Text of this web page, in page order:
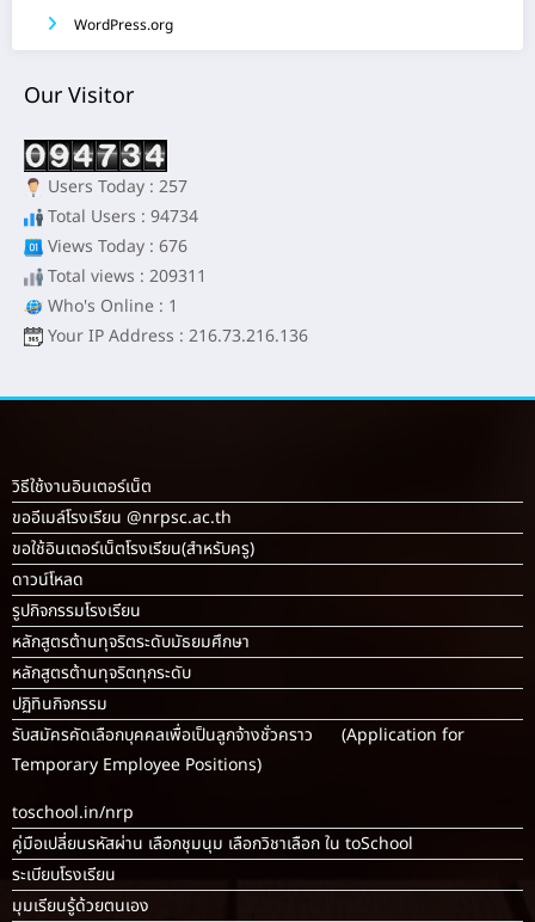
WordPress.org
Our Visitor
Users Today : 257
Total Users : 94734
Views Today : 676
Total views : 209311
Who's Online : 1
Your IP Address : 216.73.216.136
วิธีใช้งานอินเตอร์เน็ต
ขออีเมล์โรงเรียน @nrpsc.ac.th
ขอใช้อินเตอร์เน็ตโรงเรียน(สำหรับครู)
ดาวน์โหลด
รูปกิจกรรมโรงเรียน
หลักสูตรต้านทุจริตระดับมัธยมศึกษา
หลักสูตรต้านทุจริตทุกระดับ
ปฏิทินกิจกรรม
รับสมัครคัดเลือกบุคคลเพื่อเป็นลูกจ้างชั่วคราว (Application for
Temporary Employee Positions)
toschool.in/nrp
คู่มือเปลี่ยนรหัสผ่าน เลือกชุมนุม เลือกวิชาเลือก ใน toSchool
ระเบียบโรงเรียน
มุมเรียนรู้ด้วยตนเอง